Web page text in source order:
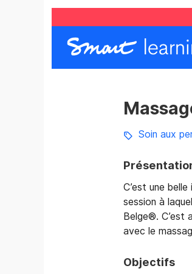
Soin aux
C’est une
session à
Belge®. C’est
avec le
Objectifs